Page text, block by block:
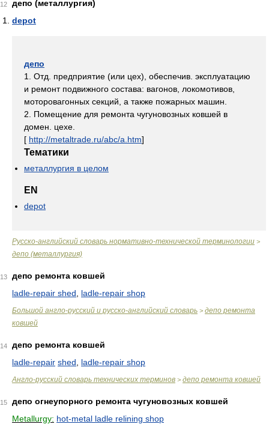
12
депо (металлургия)
depot
депо
1. Отд. предприятие (или цех), обеспечив. эксплуатацию
и ремонт подвижного состава: вагонов, локомотивов,
моторовагонных секций, а также пожарных машин.
2. Помещение для ремонта чугуновозных ковшей в
домен. цехе.
[ http://metaltrade.ru/abc/a.htm]
Тематики
металлургия в целом
EN
depot
Русско-английский словарь нормативно-технической терминологии >
депо (металлургия)
13
депо ремонта ковшей
ladle-repair shed
ladle-repair shop
Большой англо-русский и русско-английский словарь > депо ремонта
ковшей
14
депо ремонта ковшей
ladle-repair shed ladle-repair shop
Англо-русский словарь технических терминов > депо ремонта ковшей
15
депо огнеупорного ремонта чугуновозных ковшей
Metallurgy: hot-metal ladle relining shop